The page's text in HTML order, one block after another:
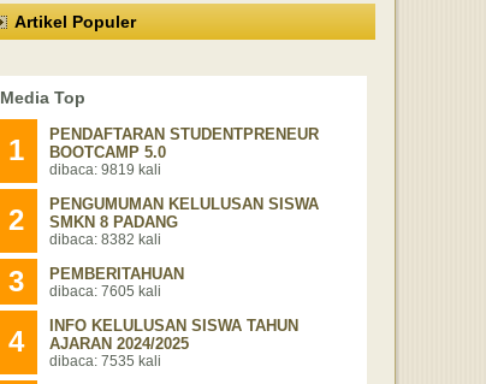
Artikel Populer
Media Top
1
PENDAFTARAN STUDENTPRENEUR
BOOTCAMP 5.0
dibaca: 9819 kali
2
PENGUMUMAN KELULUSAN SISWA
SMKN 8 PADANG
dibaca: 8382 kali
3 PEMBERITAHUAN
dibaca: 7605 kali
4
INFO KELULUSAN SISWA TAHUN
AJARAN 2024/2025
dibaca: 7535 kali